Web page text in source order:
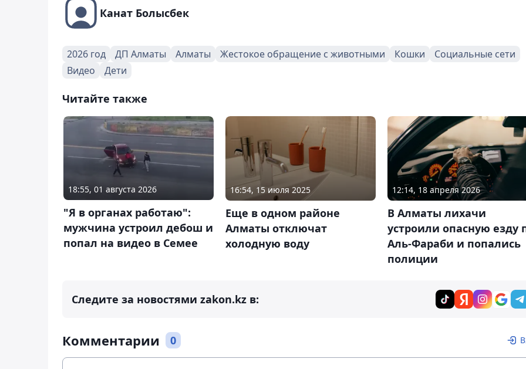
Канат Болысбек
2026 год ДП Алматы Алматы Жестокое обращение с животными Кошки
Социальные сети
Видео
Дети
Читайте также
18:55, 01 августа 2026
"Я в органах работаю":
мужчина устроил дебош и
попал на видео в Семее
16:54, 15 июля 2025
Еще в одном районе
Алматы отключат
холодную воду
12:14, 18 апреля 2026
В Алматы лихачи
устроили опасную езду
Аль-Фараби и попались
полиции
Следите за новостями zakon.kz в:
Комментарии 0